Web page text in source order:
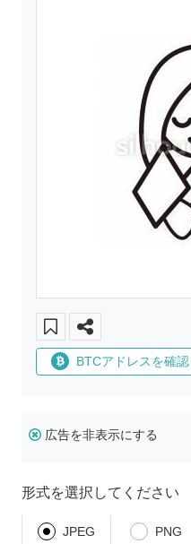
BTCアドレスを確認
広告を非表示にする
形式を選択してください
JPEG PNG